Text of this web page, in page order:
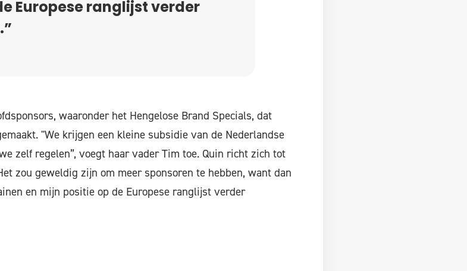
Europese ranglijst verder
waaronder het Hengelose Brand Specials, dat
"We krijgen een kleine subsidie van de Nederlandse
zelf regelen”, voegt haar vader Tim toe. Quin richt zich tot
zou geweldig zijn om meer sponsoren te hebben, want dan
en mijn positie op de Europese ranglijst verder